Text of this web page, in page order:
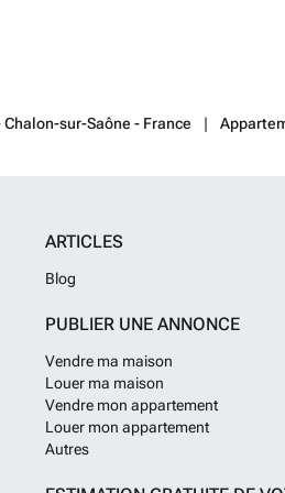
sur-Saône - France
ARTICLES
Blog
PUBLIER UNE ANNONCE
Vendre ma maison
Louer ma maison
Vendre mon appartement
Louer mon appartement
Autres